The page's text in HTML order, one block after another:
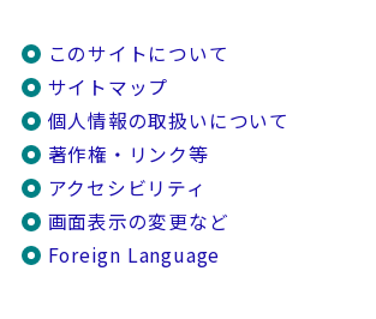
このサイトについて
サイトマップ
個人情報の取扱いについて
著作権・リンク等
アクセシビリティ
画面表示の変更など
Foreign Language